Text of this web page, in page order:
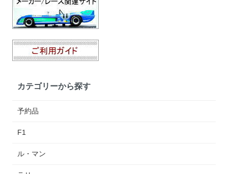
カテゴリーから探す
予約品
F1
ル・マン